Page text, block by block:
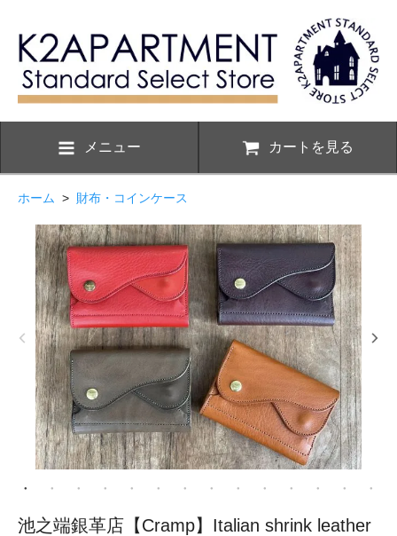
メニュー カートを見る
ホーム > 財布・コインケース
池之端銀革店【Cramp】Italian shrink leather